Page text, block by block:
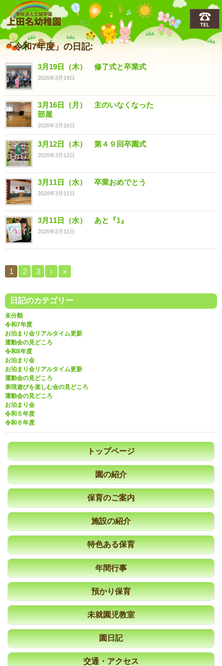
上田名(うえだな)幼稚園
「令和7年度」の日記:
3月19日（木） 修了式と卒業式
2026年3月19日
3月16日（月） 主のいなくなった
部屋
2026年3月16日
3月12日（木） 第４９回卒園式
2026年3月12日
3月11日（水） 卒業おめでとう
2026年3月11日
3月11日（水） あと『1』
2026年3月11日
1 2 3 › »
日記のカテゴリー
未分類
令和7年度
お泊まり会リアルタイム更新
運動会の見どころ
令和8年度
お泊まり会
お泊まり会リアルタイム更新
運動会の見どころ
表現遊びを楽しむ会の見どころ
運動会の見どころ
お泊まり会
令和５年度
令和６年度
トップページ
園の紹介
保育のご案内
施設の紹介
特色ある保育
年間行事
預かり保育
未就園児教室
園日記
交通・アクセス